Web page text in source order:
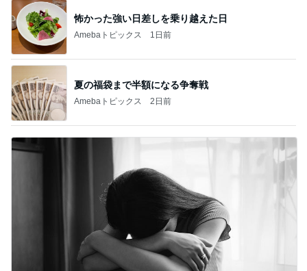
怖かった強い日差しを乗り越えた日
Amebaトピックス 1日前
夏の福袋まで半額になる争奪戦
Amebaトピックス 2日前